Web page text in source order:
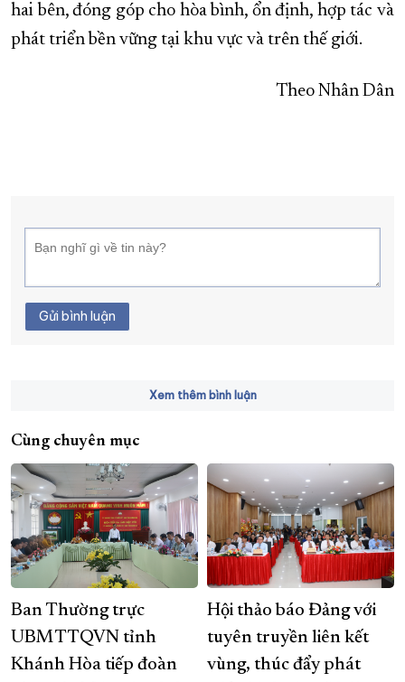
hai bên, đóng góp cho hòa bình, ổn định, hợp tác và
phát triển bền vững tại khu vực và trên thế giới.
Theo Nhân Dân
Gửi bình luận
Xem thêm bình luận
Cùng chuyên mục
Ban Thường trực
UBMTTQVN tỉnh
Khánh Hòa tiếp đoàn
Hội thảo báo Đảng với
tuyên truyền liên kết
vùng, thúc đẩy phát